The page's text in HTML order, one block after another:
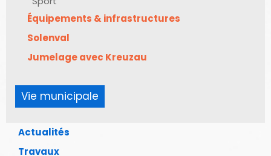
Équipements & infrastructures
Solenval
Jumelage avec Kreuzau
Vie municipale
Actualités
Travaux